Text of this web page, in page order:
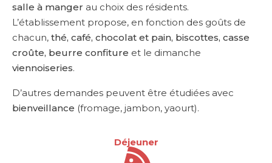
salle à manger au choix des résidents.
L’établissement propose, en fonction des goûts de
chacun, thé, café, chocolat et pain, biscottes, casse
croûte, beurre confiture et le dimanche
viennoiseries.
D’autres demandes peuvent être étudiées avec
bienveillance (fromage, jambon, yaourt).
Déjeuner